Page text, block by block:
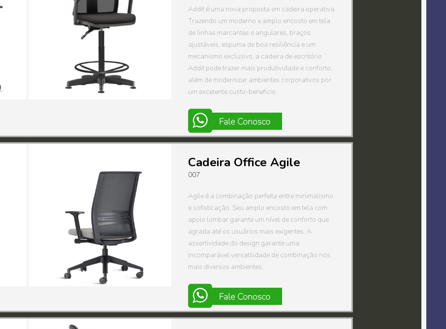
Addit é uma nova proposta em cadeira operativa.
Trazendo um moderno e amplo encosto em tela
de linhas marcantes e angulares, braços
ajustáveis, espuma de boa resiliência e um
mecanismo exclusivo, a cadeira de escritório
Addit pode trazer mais produtividade e conforto,
além de modernizar ambientes corporativos por
um excelente custo-benefício
Cadeira Office Agile
007
Agile é a combinação perfeita entre minimalismo
e sofisticação. Seu amplo encosto em tela com
apoio lombar garante um nível de conforto que
agrada até os usuários mais exigentes. A
assertividade do design garante uma
incomparável versatilidade de combinação nos
mais diversos ambientes.